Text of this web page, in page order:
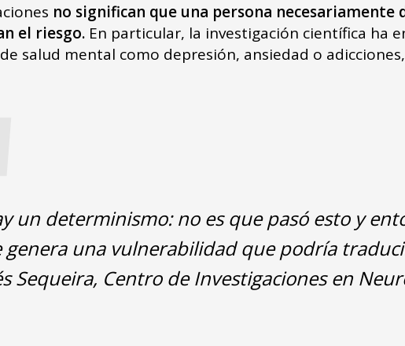
no significan que una persona
el riesgo. En particular, la investigación científica ha
salud mental como depresión, ansiedad o
un determinismo: no es que pasó esto y
genera una vulnerabilidad que podría
Sequeira, Centro de Investigaciones en